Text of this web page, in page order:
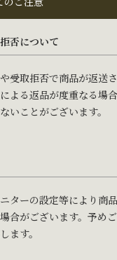
否について
受取拒否で商品が返送さ
よる返品が度重なる場
いことがございます。
ターの設定等により商
合がございます。予め
ます。